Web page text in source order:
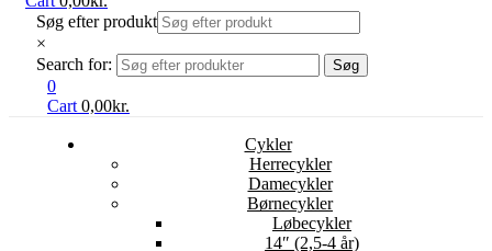
Søg efter produkt
×
Search for:
Søg
0
Cart 0,00kr.
Cykler
Herrecykler
Damecykler
Børnecykler
Løbecykler
14″ (2,5-4 år)